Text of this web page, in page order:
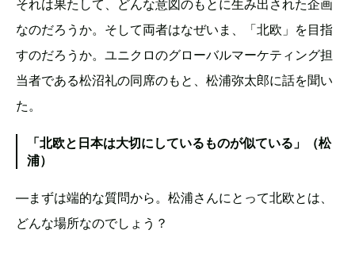
それは果たして、どんな意図のもとに生み出された企画
なのだろうか。そして両者はなぜいま、「北欧」を目指
すのだろうか。ユニクロのグローバルマーケティング担
当者である松沼礼の同席のもと、松浦弥太郎に話を聞い
た。
「北欧と日本は大切にしているものが似ている」（松
浦）
—まずは端的な質問から。松浦さんにとって北欧とは、
どんな場所なのでしょう？